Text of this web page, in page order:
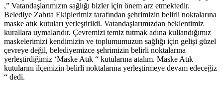
,” Vatandaşlarımızın sağlığı bizler için önem arz etmektedir.
Belediye Zabıta Ekiplerimiz tarafından şehrimizin belirli noktalarına
maske atık kutuları yerleştirildi. Vatandaşlarımızdan beklentimiz
kurallara uymalarıdır. Çevremizi temiz tutmak adına kullandığımız
maskelerimizi kendimizin ve toplumumuzun sağlığı için gelişi güzel
çevreye değil, belediyemizce şehrimizin belirli noktalarına
yerleştirdiğimiz ‘Maske Atık “ kutularına atalım. Maske Atık
kutularını ilçemizin belirli noktalarına yerleştirmeye devam edeceğiz
“ dedi.